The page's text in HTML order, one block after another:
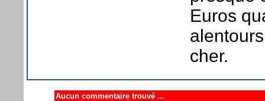
Euros
cher.
Aucun commentaire trouvé ...